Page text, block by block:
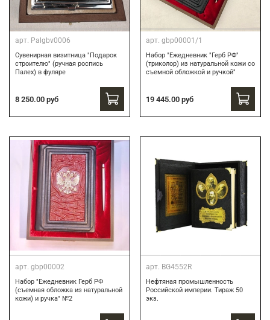
арт. Palgbv0006
Сувенирная визитница "Подарок
строителю" (ручная роспись
Палех) в фуляре
8 250.00 руб
арт. gbp00001/1
Набор "Ежедневник "Герб РФ"
(триколор) из натуральной кожи со
съемной обложкой и ручкой"
19 445.00 руб
арт. gbp00002
Набор "Ежедневник Герб РФ
(съемная обложка из натуральной
кожи) и ручка" №2
арт. BG4552R
Нефтяная промышленность
Российской империи. Тираж 50
экз.